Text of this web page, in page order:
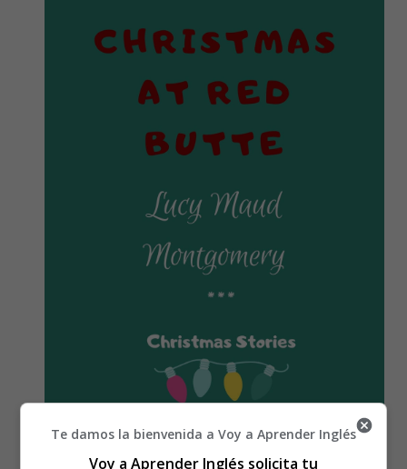
Te damos la bienvenida a Voy a Aprender Inglés
Voy a Aprender Inglés solicita tu